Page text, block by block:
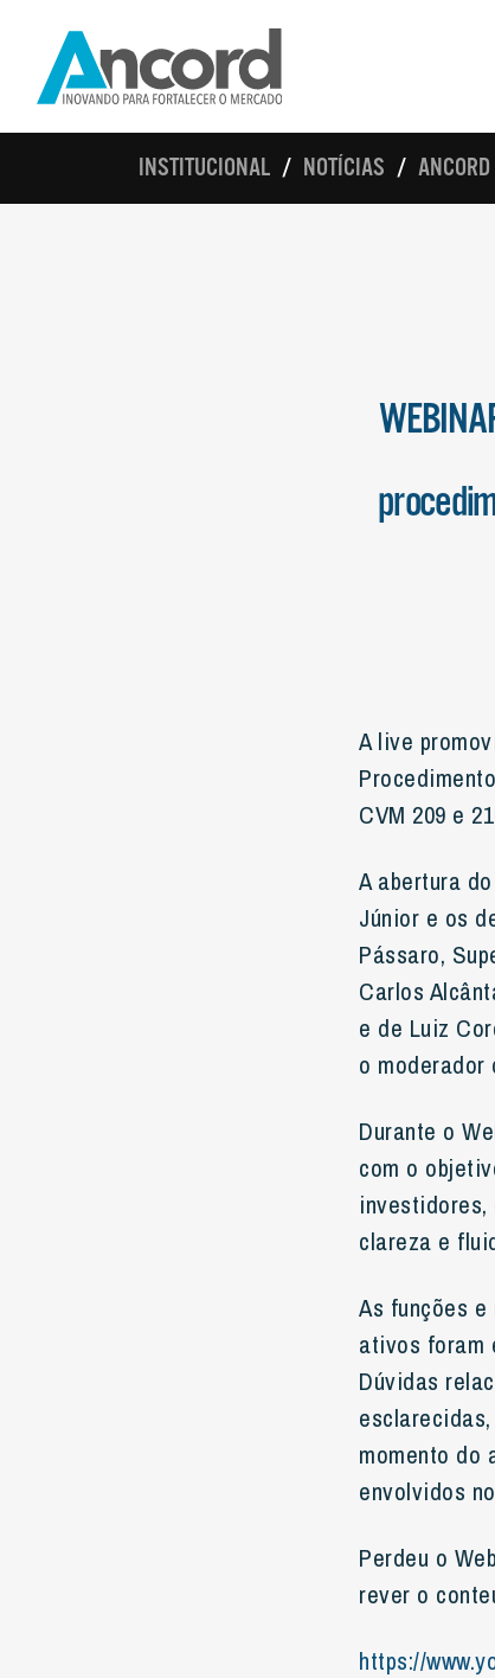
INSTITUCIONAL NOTÍCIAS ANCORD
A live
CVM 209 e
A abertura
Júnior e os
Pássaro,
Carlos
e de Luiz
o moderador
Durante o
com o
clareza e
As funções
ativos foram
Dúvidas
momento do
envolvidos
Perdeu o
rever o
https://